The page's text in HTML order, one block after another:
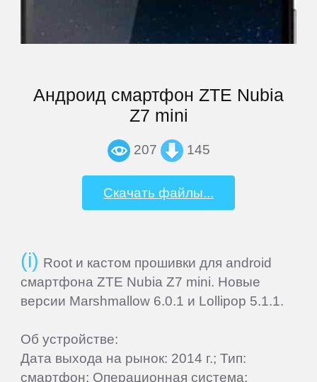
Андроид смартфон ZTE Nubia
Z7 mini
207 145
Скачать файлы...
Root и кастом прошивки для android
смартфона ZTE Nubia Z7 mini. Новые
версии Marshmallow 6.0.1 и Lollipop 5.1.1.
Об устройстве:
Дата выхода на рынок: 2014 г.; Тип:
смартфон; Операционная система:
iRU
Iuni
Keneksi
Lenovo
Letv